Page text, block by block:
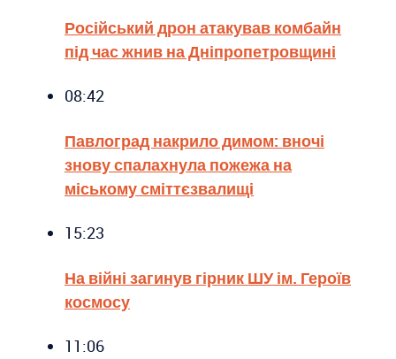
Російський дрон атакував комбайн
під час жнив на Дніпропетровщині
08:42
Павлоград накрило димом: вночі
знову спалахнула пожежа на
міському сміттєзвалищі
15:23
На війні загинув гірник ШУ ім. Героїв
космосу
11:06